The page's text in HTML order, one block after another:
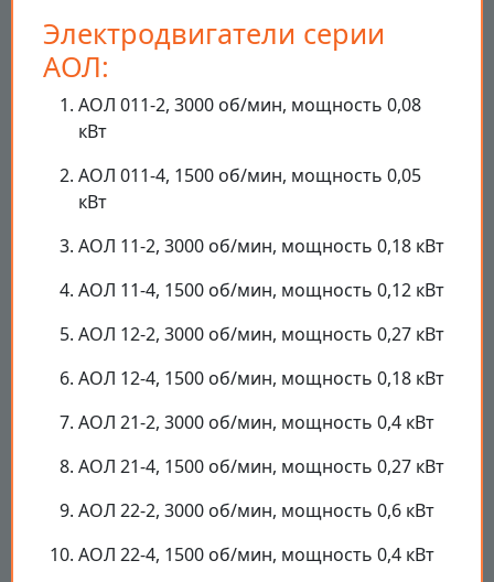
Электродвигатели серии
АОЛ:
АОЛ 011-2, 3000 об/мин, мощность 0,08
кВт
АОЛ 011-4, 1500 об/мин, мощность 0,05
кВт
АОЛ 11-2, 3000 об/мин, мощность 0,18 кВт
АОЛ 11-4, 1500 об/мин, мощность 0,12 кВт
АОЛ 12-2, 3000 об/мин, мощность 0,27 кВт
АОЛ 12-4, 1500 об/мин, мощность 0,18 кВт
АОЛ 21-2, 3000 об/мин, мощность 0,4 кВт
АОЛ 21-4, 1500 об/мин, мощность 0,27 кВт
АОЛ 22-2, 3000 об/мин, мощность 0,6 кВт
АОЛ 22-4, 1500 об/мин, мощность 0,4 кВт